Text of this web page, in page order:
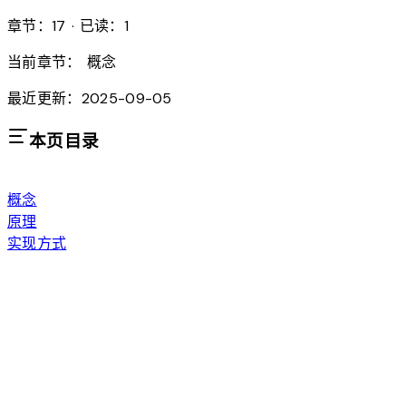
章节：17 · 已读：1
当前章节：
概念
最近更新：2025-09-05
本页目录
概念
原理
实现方式